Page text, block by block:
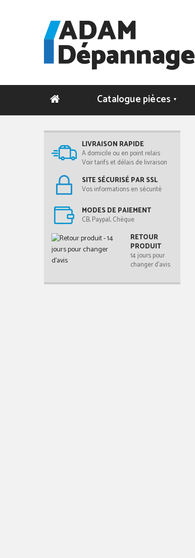
Catalogue pièces ▼
LIVRAISON RAPIDE
A domicile ou en point relais
Voir tarifs et délais de livraison
SITE SÉCURISÉ PAR SSL
Vos informations en sécurité
MODES DE PAIEMENT
CB, Paypal, Chèque
RETOUR
PRODUIT
14 jours pour
changer d'avis